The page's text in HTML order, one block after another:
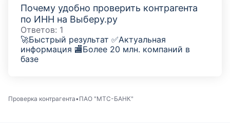
Почему удобно проверить контрагента
по ИНН на Выберу.ру
Ответов: 1
🚀Быстрый результат ✅Актуальная
информация 🏬Более 20 млн. компаний в
базе
Проверка контрагента ПАО "МТС-БАНК"